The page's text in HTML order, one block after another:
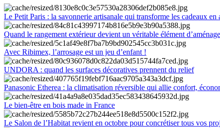
Le Petit Paris : la savonnerie artisanale qui transforme les cadeaux en
Quand le rangement extérieur devient un véritable élément
Avec Ribimex, l’arrosage est un jeu d’enfant !
UNDORA : quand les surfaces décoratives prennent du relief
Panasonic Etherea : la climatisation réversible qui allie confort,
Le bien-être en bois made in France
Le Salon de l’Habitat revient en octobre pour concrétiser tous vos